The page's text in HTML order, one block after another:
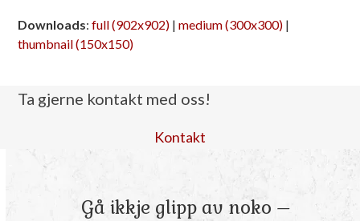
Downloads:full (902x902) |medium (300x300) |
thumbnail (150x150)
Ta gjerne kontakt med oss!
Kontakt
Gå ikkje glipp av noko –